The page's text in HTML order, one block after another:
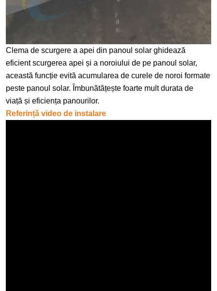
Clema de scurgere a apei din panoul solar ghidează
eficient scurgerea apei și a noroiului de pe panoul solar,
această funcție evită acumularea de curele de noroi formate
peste panoul solar. Îmbunătățește foarte mult durata de
viață și eficiența panourilor.
Referință video de instalare